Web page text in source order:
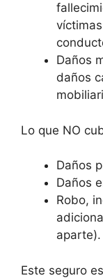
Daños
daños
Lo que NO
Daños
Daños
Robo,
aparte).
Este seguro